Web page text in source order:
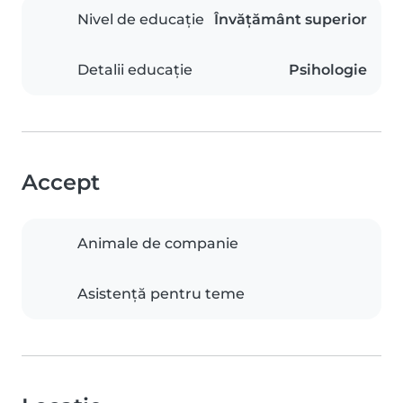
Nivel de educație Învățământ superior
Detalii educație Psihologie
Accept
Animale de companie
Asistență pentru teme